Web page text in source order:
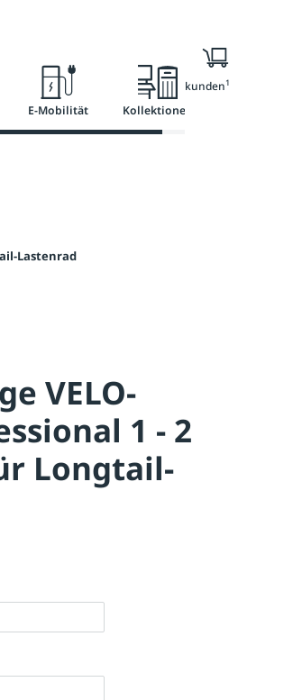
E-Mobilität Kollektionen
Nur für Geschäftskunden1
Lastenrad
VELO-
1 - 2
Longtail-